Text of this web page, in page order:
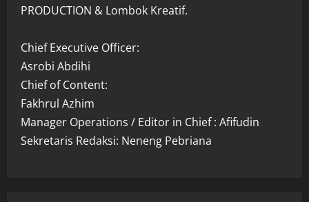
PRODUCTION & Lombok Kreatif.
Chief Executive Officer:
Asrobi Abdihi
Chief of Content:
Fakhrul Azhim
Manager Operations / Editor in Chief : Afifudin
Sekretaris Redaksi: Neneng Pebriana